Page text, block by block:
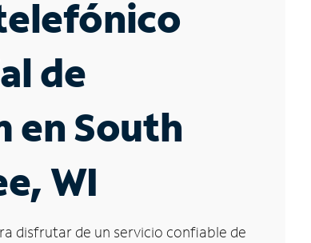
de
en South
WI
disfrutar de un servicio confiable de